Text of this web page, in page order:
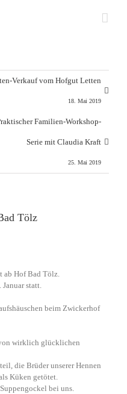
Verkauf vom Hofgut Letten
18. Mai 2019
Familien-Workshop-
Serie mit Claudia Kraft
25. Mai 2019
Tölz
ab Hof Bad Tölz.
Januar statt.
beim Zwickerhof
wirklich glücklichen
die Brüder unserer Hennen
Küken getötet.
bei uns.